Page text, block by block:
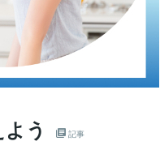
う 記事